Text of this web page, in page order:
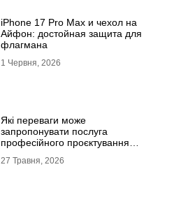
iPhone 17 Pro Max и чехол на
Айфон: достойная защита для
флагмана
1 Червня, 2026
Які переваги може
запропонувати послуга
професійного проєктування
27 Травня, 2026